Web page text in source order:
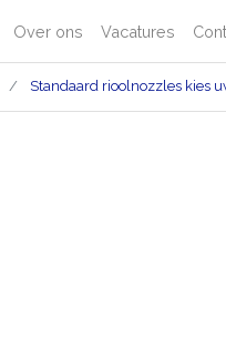
Over ons Vacatures
Standaard rioolnozzles kies